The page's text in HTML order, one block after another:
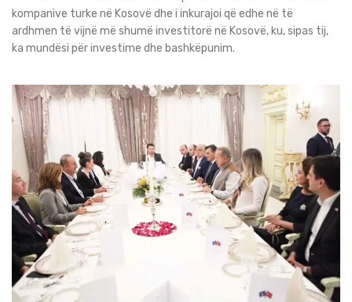
kompanive turke në Kosovë dhe i inkurajoi që edhe në të
ardhmen të vijnë më shumë investitorë në Kosovë, ku, sipas tij,
ka mundësi për investime dhe bashkëpunim.